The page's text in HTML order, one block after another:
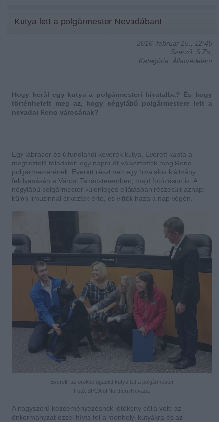
Kutya lett a polgármester Nevadában!
2016. február 15., 12:45
Szerző: S.Zs.
Kategória: Állatvédelem
Hogy kerül egy kutya a polgármesteri hivatalba? És hogy
történhetett meg az, hogy négylábú polgármestere lett a
nevadai Reno városának?
Egy labrador és újfundlandi keverék kutya, Everett kapta a
megtisztelő feladatot: egy napra őt választották meg Reno
polgármesterének. Everett részt vett egy hivatalos kiáltvány
felolvasásán a Városi Tanácsteremben, majd fotózáson is. A
négylábú polgármester különleges ellátásban részesült aznap:
külön limuzinnal érkeztek érte, és vitték haza a nap végén.
Everett, az örökbefogadott kutya lett a polgármester
Fotó: SPCA of Northern Nevada
A nagyszerű kezdeményezésnek jótékony célja volt: az
önkormányzat ezzel hívta fel a menhelyi kutyákra és az